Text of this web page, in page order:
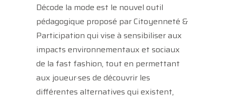
Décode la mode est le nouvel outil
pédagogique proposé par Citoyenneté &
Participation qui vise à sensibiliser aux
impacts environnementaux et sociaux
de la fast fashion, tout en permettant
aux joueur·ses de découvrir les
différentes alternatives qui existent,